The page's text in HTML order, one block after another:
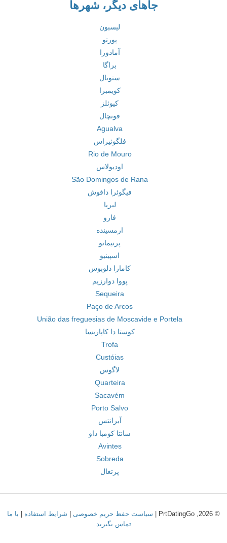
جاهای دیگر، شهرها
لیسبون
پورتو
آمادورا
براگا
ستوبال
کویمبرا
کیوئلز
فونچال
Agualva
فلگوئیراس
Rio de Mouro
اودیولاس
São Domingos de Rana
فیگوئرا دافوش
لیریا
فارو
ارمسینده
پرتیمانو
اسپینیو
کامارا دلوبوس
پووا دوارزیم
Sequeira
Paço de Arcos
União das freguesias de Moscavide e Portela
کوستا دا کاپاریسا
Trofa
Custóias
لاگوس
Quarteira
Sacavém
Porto Salvo
آبرانتس
سانتا کومبا داو
Avintes
Sobreda
پرتغال
© 2026, PrtDatingGo | سیاست حفظ حریم خصوصی شرایط استفاده
با ما
تماس بگیرید